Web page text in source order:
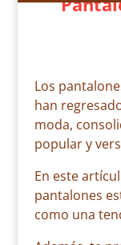
Los
han
moda,
popular y
En este
pantalones
como una